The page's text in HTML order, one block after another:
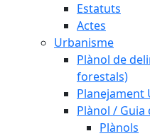
Estatuts
Actes
Urbanisme
Plànol de
forestals)
Planejament
Plànol / Guia
Plànols